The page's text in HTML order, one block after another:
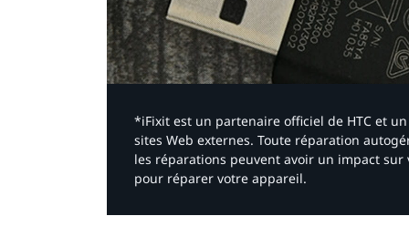
*iFixit est un partenaire officiel de HTC et
sites Web externes. Toute réparation
les réparations peuvent avoir un impact
pour réparer votre appareil.​